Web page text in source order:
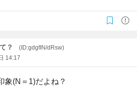
？
(ID:gdgfIN/dRsw)
14:17
象(N＝1)だよね？